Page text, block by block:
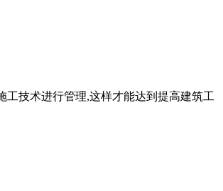
技术进行管理,这样才能达到提高建筑工